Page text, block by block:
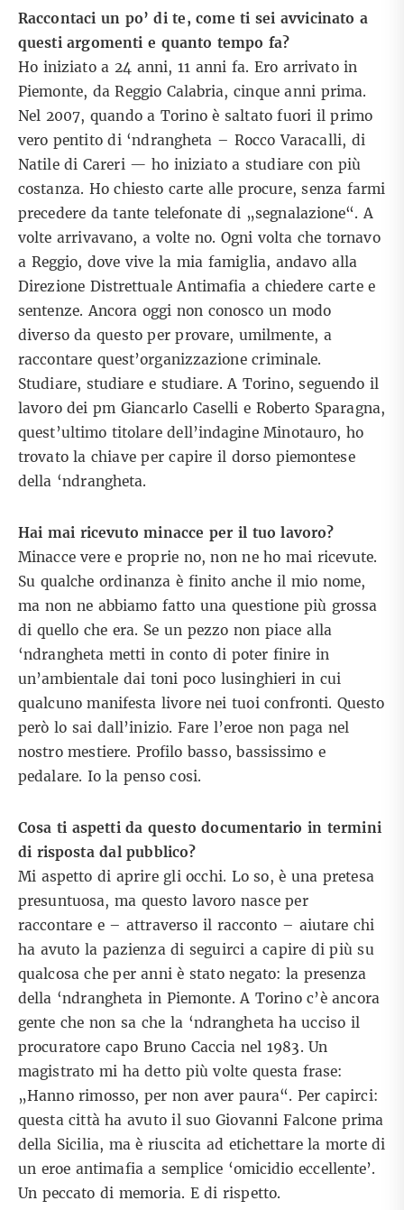
Raccontaci un po’ di te, come ti sei avvicinato a
questi argomenti e quanto tempo fa?
Ho iniziato a 24 anni, 11 anni fa. Ero arrivato in
Piemonte, da Reggio Calabria, cinque anni prima.
Nel 2007, quando a Torino è saltato fuori il primo
vero pentito di ‘ndrangheta – Rocco Varacalli, di
Natile di Careri — ho iniziato a studiare con più
costanza. Ho chiesto carte alle procure, senza farmi
precedere da tante telefonate di „segnalazione“. A
volte arrivavano, a volte no. Ogni volta che tornavo
a Reggio, dove vive la mia famiglia, andavo alla
Direzione Distrettuale Antimafia a chiedere carte e
sentenze. Ancora oggi non conosco un modo
diverso da questo per provare, umilmente, a
raccontare quest’organizzazione criminale.
Studiare, studiare e studiare. A Torino, seguendo il
lavoro dei pm Giancarlo Caselli e Roberto Sparagna,
quest’ultimo titolare dell’indagine Minotauro, ho
trovato la chiave per capire il dorso piemontese
della ‘ndrangheta.
Hai mai ricevuto minacce per il tuo lavoro?
Minacce vere e proprie no, non ne ho mai ricevute.
Su qualche ordinanza è finito anche il mio nome,
ma non ne abbiamo fatto una questione più grossa
di quello che era. Se un pezzo non piace alla
‘ndrangheta metti in conto di poter finire in
un’ambientale dai toni poco lusinghieri in cui
qualcuno manifesta livore nei tuoi confronti. Questo
però lo sai dall’inizio. Fare l’eroe non paga nel
nostro mestiere. Profilo basso, bassissimo e
pedalare. Io la penso cosi.
Cosa ti aspetti da questo documentario in termini
di risposta dal pubblico?
Mi aspetto di aprire gli occhi. Lo so, è una pretesa
presuntuosa, ma questo lavoro nasce per
raccontare e – attraverso il racconto – aiutare chi
ha avuto la pazienza di seguirci a capire di più su
qualcosa che per anni è stato negato: la presenza
della ‘ndrangheta in Piemonte. A Torino c’è ancora
gente che non sa che la ‘ndrangheta ha ucciso il
procuratore capo Bruno Caccia nel 1983. Un
magistrato mi ha detto più volte questa frase:
„Hanno rimosso, per non aver paura“. Per capirci:
questa città ha avuto il suo Giovanni Falcone prima
della Sicilia, ma è riuscita ad etichettare la morte di
un eroe antimafia a semplice ‘omicidio eccellente’.
Un peccato di memoria. E di rispetto.